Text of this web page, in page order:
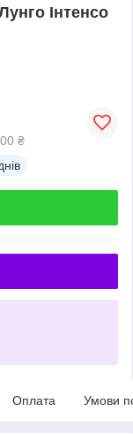
Інтенсо
₴
Оплата Умови